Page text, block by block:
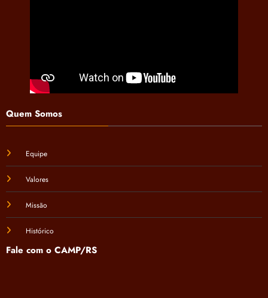
Quem Somos
Equipe
Valores
Missão
Histórico
Fale com o CAMP/RS